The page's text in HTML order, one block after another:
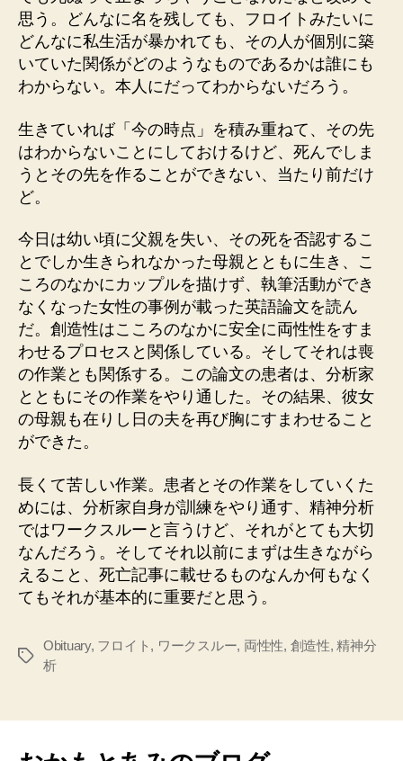
思う。どんなに名を残しても、フロイトみたいに
どんなに私生活が暴かれても、その人が個別に築
いていた関係がどのようなものであるかは誰にも
わからない。本人にだってわからないだろう。
生きていれば「今の時点」を積み重ねて、その先
はわからないことにしておけるけど、死んでしま
うとその先を作ることができない、当たり前だけ
ど。
今日は幼い頃に父親を失い、その死を否認するこ
とでしか生きられなかった母親とともに生き、こ
ころのなかにカップルを描けず、執筆活動ができ
なくなった女性の事例が載った英語論文を読ん
だ。創造性はこころのなかに安全に両性性をすま
わせるプロセスと関係している。そしてそれは喪
の作業とも関係する。この論文の患者は、分析家
とともにその作業をやり通した。その結果、彼女
の母親も在りし日の夫を再び胸にすまわせること
ができた。
長くて苦しい作業。患者とその作業をしていくた
めには、分析家自身が訓練をやり通す、精神分析
ではワークスルーと言うけど、それがとても大切
なんだろう。そしてそれ以前にまずは生きながら
えること、死亡記事に載せるものなんか何もなく
てもそれが基本的に重要だと思う。
タ
Obituary, フロイト , ワークスルー, 両性性, 創造性,精神分
析